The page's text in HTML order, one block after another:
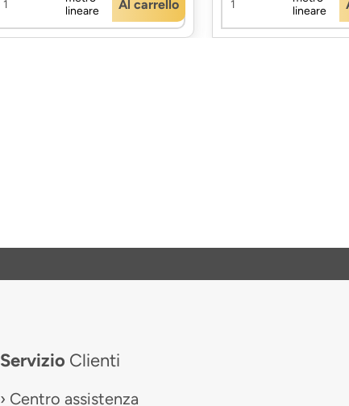
lineare
Al carrello
lineare
Servizio Clienti
Centro assistenza